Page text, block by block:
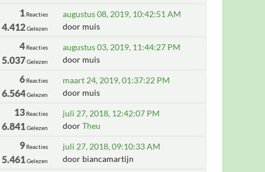
1 Reacties
4.412Gelezen
augustus 08, 2019, 10:42:51 AM
door muis
4 Reacties
5.037Gelezen
augustus 03, 2019, 11:44:27 PM
door muis
6 Reacties
6.564Gelezen
maart 24, 2019, 01:37:22 PM
door muis
13 Reacties
6.841Gelezen
juli 27, 2018, 12:42:07 PM
doorTheu
9 Reacties
5.461Gelezen
juli 27, 2018, 09:10:33 AM
door biancamartijn